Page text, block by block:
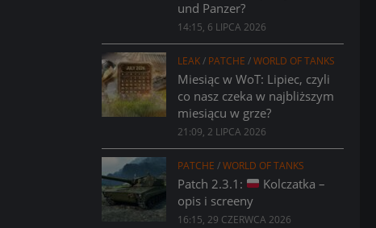
und Panzer?
14:15, 6 LIPCA 2026
LEAK/ PATCHE /WORLD OF TANKS
Miesiąc w WoT: Lipiec, czyli
co nasz czeka w najbliższym
miesiącu w grze?
21:09, 2 LIPCA 2026
PATCHE /WORLD OF TANKS
Patch 2.3.1:
Kolczatka –
opis i screeny
16:15, 29 CZERWCA 2026